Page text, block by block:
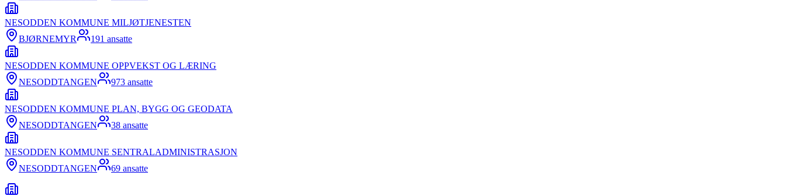
NESODDEN KOMMUNE MILJØTJENESTEN
BJØRNEMYR
191 ansatte
NESODDEN KOMMUNE OPPVEKST OG LÆRING
NESODDTANGEN
973 ansatte
NESODDEN KOMMUNE PLAN, BYGG OG GEODATA
NESODDTANGEN
38 ansatte
NESODDEN KOMMUNE SENTRALADMINISTRASJON
NESODDTANGEN
69 ansatte